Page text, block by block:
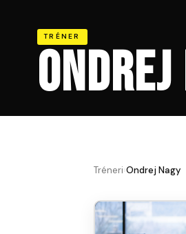
TRÉNER
Ondrej
Tréneri›Ondrej Nagy